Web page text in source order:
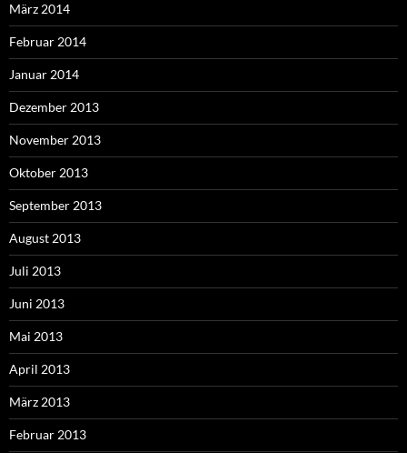
März 2014
Februar 2014
Januar 2014
Dezember 2013
November 2013
Oktober 2013
September 2013
August 2013
Juli 2013
Juni 2013
Mai 2013
April 2013
März 2013
Februar 2013